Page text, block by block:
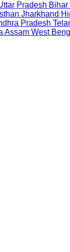
Pradesh Bihar
Jharkhand
Pradesh
Assam West